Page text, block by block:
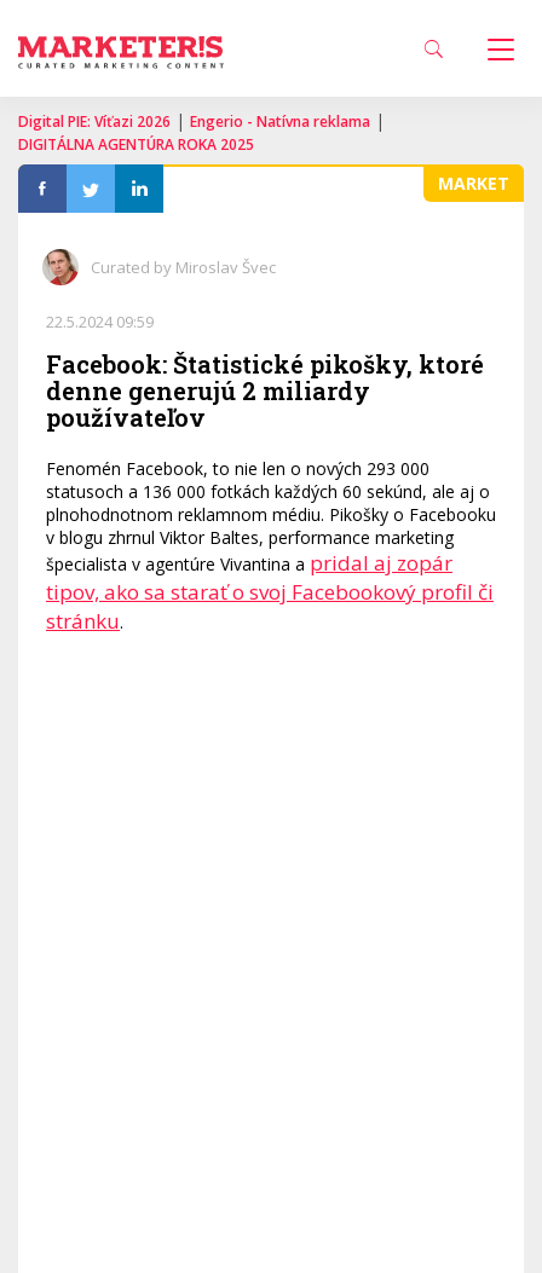
Digital PIE: Víťazi 2026 | Engerio - Natívna reklama |
DIGITÁLNA AGENTÚRA ROKA 2025
MARKET
Curated by Miroslav Švec
22.5.2024 09:59
Facebook: Štatistické pikošky, ktoré
denne generujú 2 miliardy
používateľov
Fenomén Facebook, to nie len o nových 293 000
statusoch a 136 000 fotkách každých 60 sekúnd, ale aj o
plnohodnotnom reklamnom médiu. Pikošky o Facebooku
v blogu zhrnul Viktor Baltes, performance marketing
špecialista v agentúre Vivantina a pridal aj zopár
tipov, ako sa starať o svoj Facebookový profil či
stránku.